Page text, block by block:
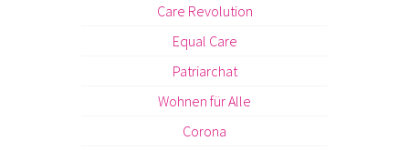
Care Revolution
Equal Care
Patriarchat
Wohnen für Alle
Corona